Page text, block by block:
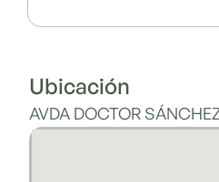
Ubicación
AVDA DOCTOR